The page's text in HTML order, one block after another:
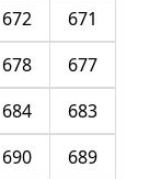
671
672
677
678
683
684
689
690